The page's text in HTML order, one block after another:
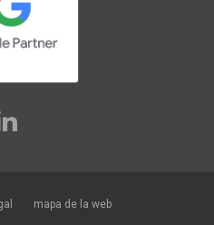
mapa de la web